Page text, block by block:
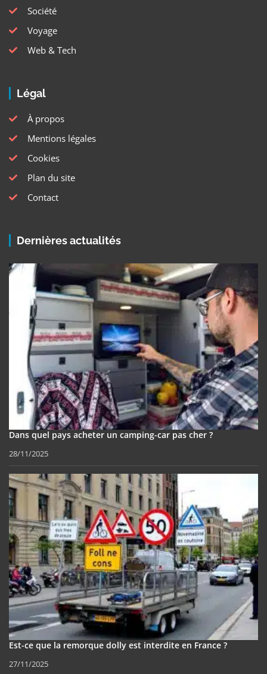
Société
Voyage
Web & Tech
Légal
À propos
Mentions légales
Cookies
Plan du site
Contact
Dernières actualités
Dans quel pays acheter un camping-car pas cher ?
28/11/2025
Est-ce que la remorque dolly est interdite en France ?
27/11/2025